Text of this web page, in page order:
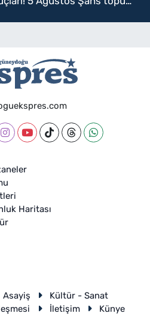
Haritası
Asayiş
Kültür - Sanat
İletişim Künye